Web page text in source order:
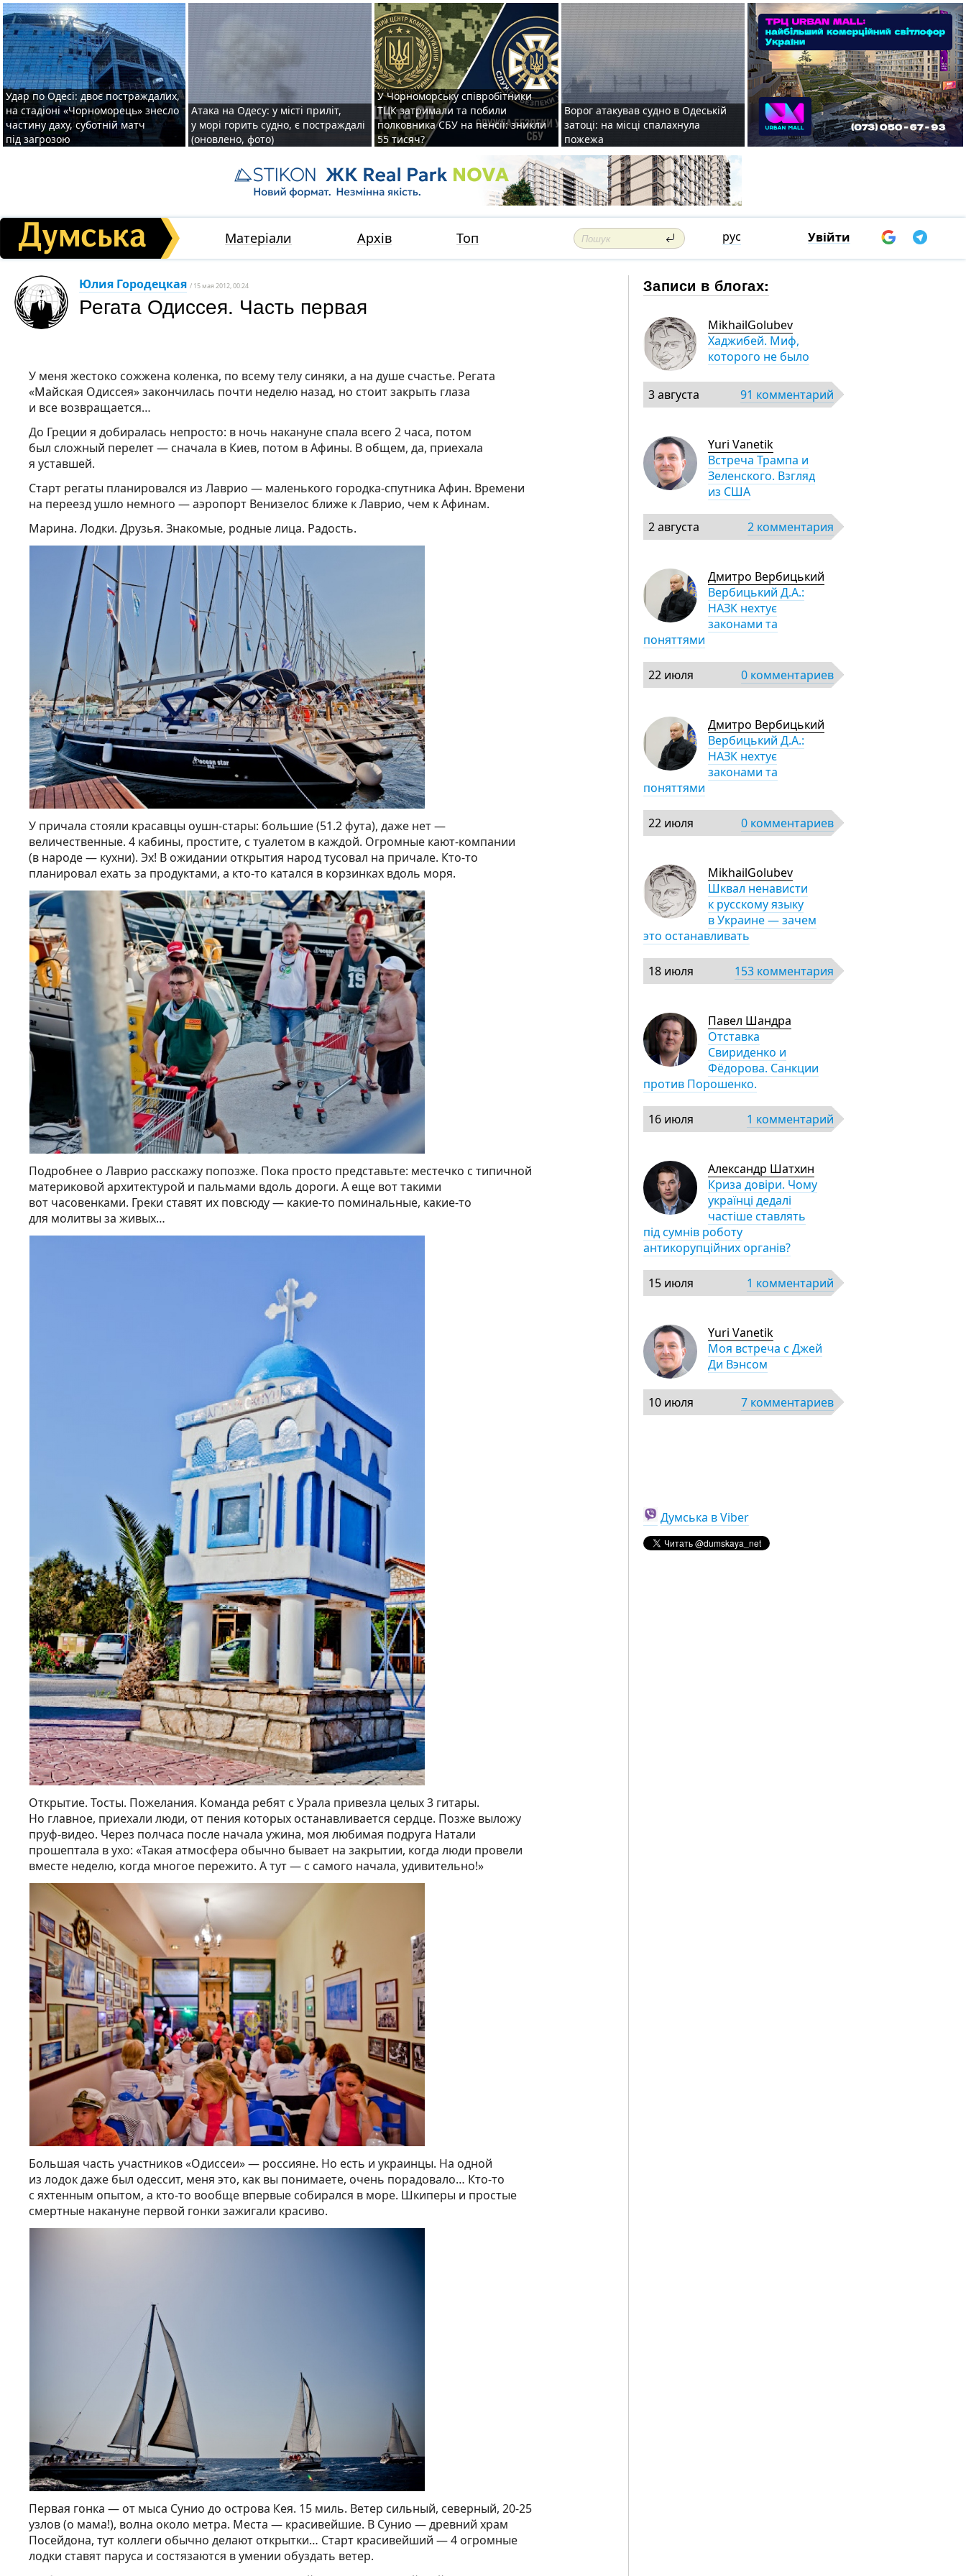
Удар по Одесі: двоє постраждалих,
на стадіоні «Чорноморець» знесло
частину даху, суботній матч
під загрозою
Атака на Одесу: у місті приліт,
у морі горить судно, є постраждалі
(оновлено, фото)
У Чорноморську співробітники
ТЦК затримали та побили
полковника СБУ на пенсії: зникли
55 тисяч?
Ворог атакував судно в Одеській
затоці: на місці спалахнула
пожежа
Матеріали Архів Топ рус Увійти
Юлия Городецкая / 15 мая 2012, 00:24
Регата Одиссея. Часть первая
У меня жестоко сожжена коленка, по всему телу синяки, а на душе счастье. Регата
«Майская Одиссея» закончилась почти неделю назад, но стоит закрыть глаза
и все возвращается…
До Греции я добиралась непросто: в ночь накануне спала всего 2 часа, потом
был сложный перелет — сначала в Киев, потом в Афины. В общем, да, приехала
я уставшей.
Старт регаты планировался из Лаврио — маленького городка-спутника Афин. Времени
на переезд ушло немного — аэропорт Венизелос ближе к Лаврио, чем к Афинам.
Марина. Лодки. Друзья. Знакомые, родные лица. Радость.
У причала стояли красавцы оушн-стары: большие (51.2 фута), даже нет —
величественные. 4 кабины, простите, с туалетом в каждой. Огромные кают-компании
(в народе — кухни). Эх! В ожидании открытия народ тусовал на причале. Кто-то
планировал ехать за продуктами, а кто-то катался в корзинках вдоль моря.
Подробнее о Лаврио расскажу попозже. Пока просто представьте: местечко с типичной
материковой архитектурой и пальмами вдоль дороги. А еще вот такими
вот часовенками. Греки ставят их повсюду — какие-то поминальные, какие-то
для молитвы за живых…
Открытие. Тосты. Пожелания. Команда ребят с Урала привезла целых 3 гитары.
Но главное, приехали люди, от пения которых останавливается сердце. Позже выложу
пруф-видео. Через полчаса после начала ужина, моя любимая подруга Натали
прошептала в ухо: «Такая атмосфера обычно бывает на закрытии, когда люди провели
вместе неделю, когда многое пережито. А тут — с самого начала, удивительно!»
Большая часть участников «Одиссеи» — россияне. Но есть и украинцы. На одной
из лодок даже был одессит, меня это, как вы понимаете, очень порадовало… Кто-то
с яхтенным опытом, а кто-то вообще впервые собирался в море. Шкиперы и простые
смертные накануне первой гонки зажигали красиво.
Первая гонка — от мыса Сунио до острова Кея. 15 миль. Ветер сильный, северный, 20-25
узлов (о мама!), волна около метра. Места — красивейшие. В Сунио — древний храм
Посейдона, тут коллеги обычно делают открытки… Старт красивейший — 4 огромные
лодки ставят паруса и состязаются в умении обуздать ветер.
Записи в блогах:
MikhailGolubev
Хаджибей. Миф,
которого не было
3 августа 91 комментарий
Yuri Vanetik
Встреча Трампа и
Зеленского. Взгляд
из США
2 августа 2 комментария
Дмитро Вербицький
Вербицький Д.А.:
НАЗК нехтує
законами та
поняттями
22 июля 0 комментариев
Дмитро Вербицький
Вербицький Д.А.:
НАЗК нехтує
законами та
поняттями
22 июля 0 комментариев
MikhailGolubev
Шквал ненависти
к русскому языку
в Украине — зачем
это останавливать
18 июля 153 комментария
Павел Шандра
Отставка
Свириденко и
Фёдорова. Санкции
против Порошенко.
16 июля 1 комментарий
Александр Шатхин
Криза довіри. Чому
українці дедалі
частіше ставлять
під сумнів роботу
антикорупційних органів?
15 июля 1 комментарий
Yuri Vanetik
Моя встреча с Джей
Ди Вэнсом
10 июля 7 комментариев
Думська в Viber